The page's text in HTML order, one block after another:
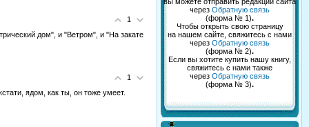
1
дом", и "Ветром", и "На закате
1
ядом, как ты, он тоже умеет.
через Обратную связь
(форма № 1).
Чтобы открыть свою страницу
на нашем сайте, свяжитесь с нами
через Обратную связь
(форма № 2).
Если вы хотите купить нашу книгу,
свяжитесь с нами также
через Обратную связь
(форма № 3).